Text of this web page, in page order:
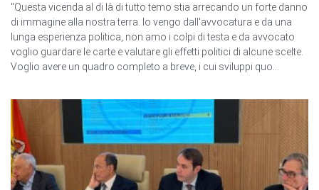
"Questa vicenda al di là di tutto temo stia arrecando un forte danno
di immagine alla nostra terra. Io vengo dall'avvocatura e da una
lunga esperienza politica, non amo i colpi di testa e da avvocato
voglio guardare le carte e valutare gli effetti politici di alcune scelte.
Voglio avere un quadro completo a breve, i cui sviluppi quo...